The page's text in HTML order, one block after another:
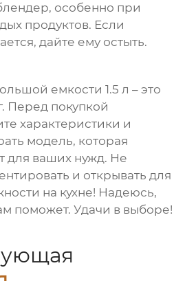
особенно при
продуктов. Если
дайте ему остыть.
емкости 1.5 л – это
Перед покупкой
характеристики и
модель, которая
для ваших нужд. Не
и открывать для
на кухне! Надеюсь,
поможет. Удачи в выборе!